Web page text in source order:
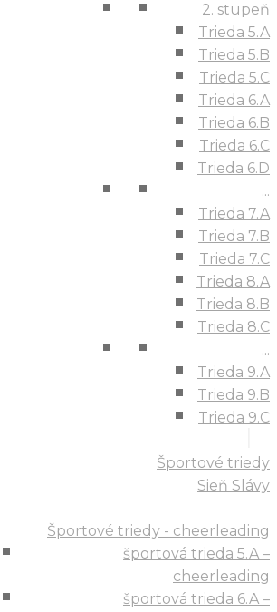
2. stupeň
Trieda 5.A
Trieda 5.B
Trieda 5.C
Trieda 6.A
Trieda 6.B
Trieda 6.C
Trieda 6.D
...
Trieda 7.A
Trieda 7.B
Trieda 7.C
Trieda 8.A
Trieda 8.B
Trieda 8.C
...
Trieda 9.A
Trieda 9.B
Trieda 9.C
Športové triedy
Sieň Slávy
Športové triedy - cheerleading
športová trieda 5.A –
cheerleading
športová trieda 6.A –